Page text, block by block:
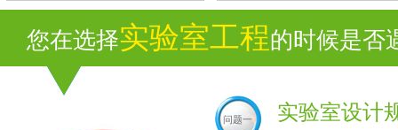
您在选择实验室工程的时候是否
问题一 实验室设计